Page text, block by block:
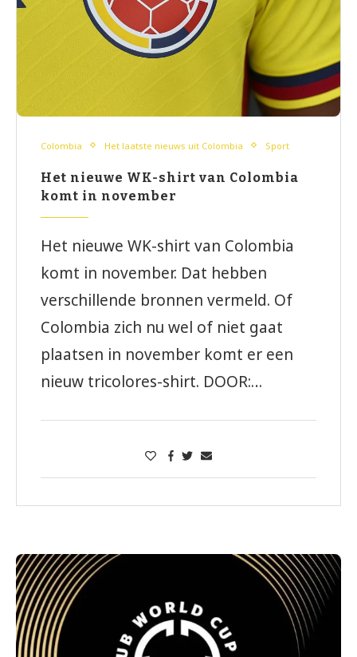
Colombia Het laatste nieuws uit Colombia Sport
Het nieuwe WK-shirt van Colombia
komt in november
Het nieuwe WK-shirt van Colombia
komt in november. Dat hebben
verschillende bronnen vermeld. Of
Colombia zich nu wel of niet gaat
plaatsen in november komt er een
nieuw tricolores-shirt. DOOR:…